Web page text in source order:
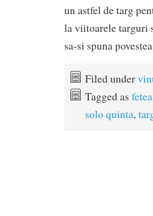
un astfel de targ
la viitoarele targuri
sa-si spuna
Filed under
Tagged as
solo quinta,